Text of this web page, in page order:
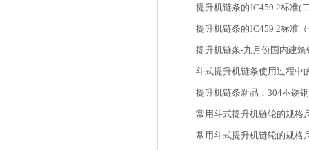
提升机链条的JC459.2标准(
提升机链条的JC459.2标准
提升机链条-九月份国内建
斗式提升机链条使用过程中
提升机链条新品：304不锈
常用斗式提升机链轮的规格
常用斗式提升机链轮的规格